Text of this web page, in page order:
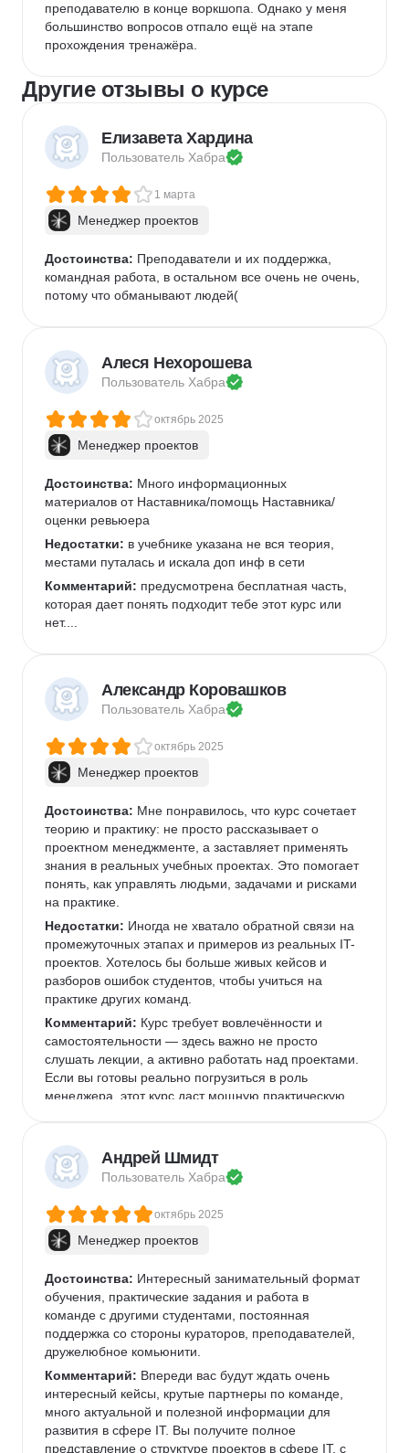
преподавателю в конце воркшопа. Однако у меня
большинство вопросов отпало ещё на этапе
прохождения тренажёра.
Другие отзывы о курсе
Елизавета Хардина
Пользователь Хабра
1 марта
Менеджер проектов
Достоинства: Преподаватели и их поддержка,
командная работа, в остальном все очень не очень,
потому что обманывают людей(
Алеся Нехорошева
Пользователь Хабра
октябрь 2025
Менеджер проектов
Достоинства: Много информационных
материалов от Наставника/помощь Наставника/
оценки ревьюера
Недостатки: в учебнике указана не вся теория,
местами путалась и искала доп инф в сети
Комментарий: предусмотрена бесплатная часть,
которая дает понять подходит тебе этот курс или
нет....
Александр Коровашков
Пользователь Хабра
октябрь 2025
Менеджер проектов
Достоинства: Мне понравилось, что курс сочетает
теорию и практику: не просто рассказывает о
проектном менеджменте, а заставляет применять
знания в реальных учебных проектах. Это помогает
понять, как управлять людьми, задачами и рисками
на практике.
Недостатки: Иногда не хватало обратной связи на
промежуточных этапах и примеров из реальных IT-
проектов. Хотелось бы больше живых кейсов и
разборов ошибок студентов, чтобы учиться на
практике других команд.
Комментарий: Курс требует вовлечённости и
самостоятельности — здесь важно не просто
слушать лекции, а активно работать над проектами.
Если вы готовы реально погрузиться в роль
менеджера, этот курс даст мощную практическую
Андрей Шмидт
Пользователь Хабра
октябрь 2025
Менеджер проектов
Достоинства: Интересный занимательный формат
обучения, практические задания и работа в
команде с другими студентами, постоянная
поддержка со стороны кураторов, преподавателей,
дружелюбное комьюнити.
Комментарий: Впереди вас будут ждать очень
интересный кейсы, крутые партнеры по команде,
много актуальной и полезной информации для
развития в сфере IT. Вы получите полное
представление о структуре проектов в сфере IT, с